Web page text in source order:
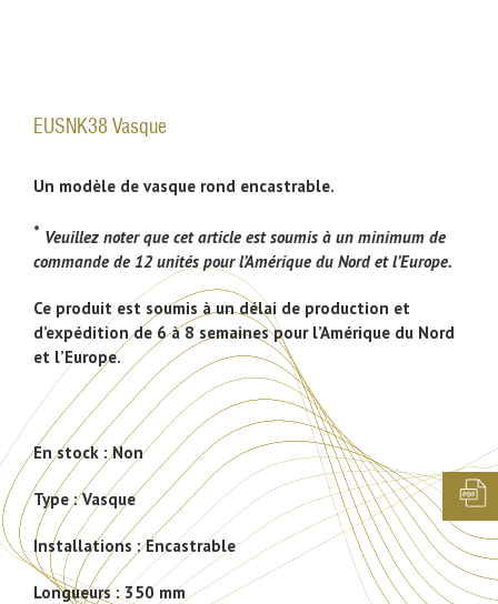
EUSNK38 Vasque
Un modèle de vasque rond encastrable.
* Veuillez noter que cet article est soumis à un minimum de
commande de 12 unités pour l’Amérique du Nord et l’Europe.
Ce produit est soumis à un délai de production et
d’expédition de 6 à 8 semaines pour l’Amérique du Nord
et l’Europe.
En stock :Non
Type :Vasque
Installations :Encastrable
Longueurs :350 mm